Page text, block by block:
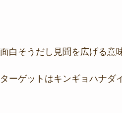
面白そうだし見聞を広げる意
ターゲットはキンギョハナダ